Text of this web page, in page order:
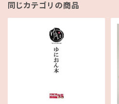
同じカテゴリの商品